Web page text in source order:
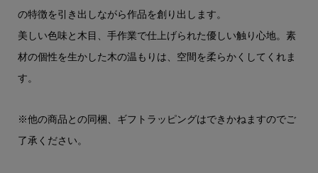
の特徴を引き出しながら作品を創り出します。
美しい色味と木目、手作業で仕上げられた優しい触り心地。素
材の個性を生かした木の温もりは、空間を柔らかくしてくれま
す。
※他の商品との同梱、ギフトラッピングはできかねますのでご
了承ください。